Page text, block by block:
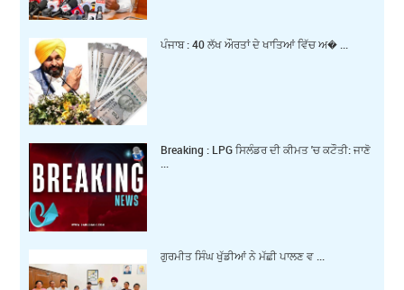
ਪੰਜਾਬ : 40 ਲੱਖ ਔਰਤਾਂ ਦੇ ਖਾਤਿਆਂ ਵਿੱਚ ਅ� ...
Breaking : LPG ਸਿਲੰਡਰ ਦੀ ਕੀਮਤ 'ਚ ਕਟੌਤੀ: ਜਾਣੋ
...
ਗੁਰਮੀਤ ਸਿੰਘ ਖੁੱਡੀਆਂ ਨੇ ਮੱਛੀ ਪਾਲਣ ਵ ...